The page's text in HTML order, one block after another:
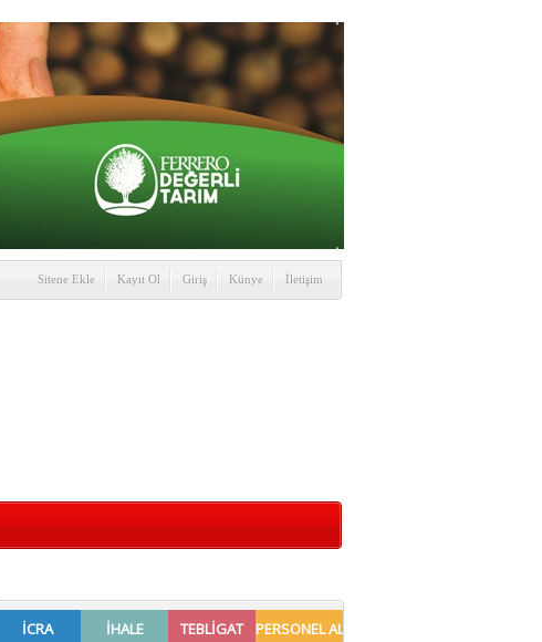
Sitene Ekle Kayıt Ol Giriş Künye İletişim